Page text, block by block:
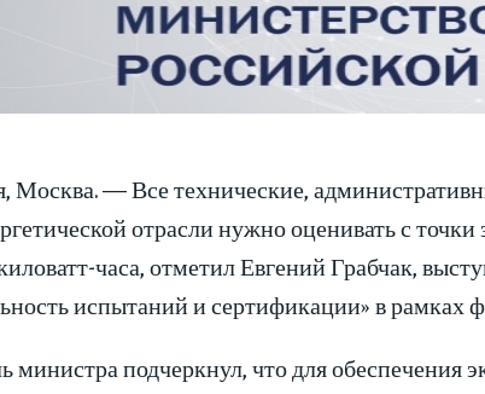
Москва. — Все технические,
отрасли нужно оценивать с
часа, отметил Евгений Грабчак,
испытаний и сертификации» в рамках
министра подчеркнул, что для